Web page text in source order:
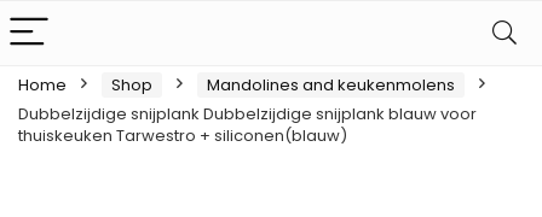
Home Shop
Mandolines and keukenmolens
Dubbelzijdige snijplank Dubbelzijdige snijplank blauw voor
thuiskeuken Tarwestro + siliconen(blauw)